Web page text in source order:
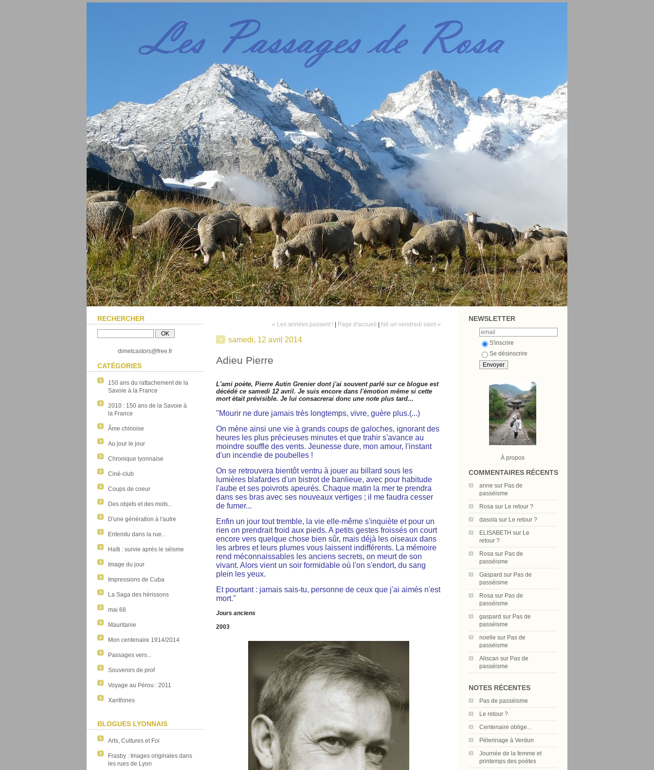
RECHERCHER
dimetcastors@free.fr
CATÉGORIES
150 ans du rattachement de la
Savoie à la France
2010 : 150 ans de la Savoie à
la France
Âme chinoise
Au jour le jour
Chronique lyonnaise
Ciné-club
Coups de coeur
Des objets et des mots...
D'une génération à l'autre
Entendu dans la rue...
Haïti : survie après le séisme
Image du jour
Impressions de Cuba
La Saga des hérissons
mai 68
Mauritanie
Mon centenaire 1914/2014
Passages vers...
Souvenirs de prof
Voyage au Pérou : 2011
Xanthines
BLOGUES LYONNAIS
Arts, Cultures et Foi
Frasby : Images originales dans
les rues de Lyon
NEWSLETTER
S'inscrire
Se désinscrire
À propos
COMMENTAIRES RÉCENTS
anne sur Pas de
passéisme
Rosa sur Le retour ?
dasola sur Le retour ?
ELISABETH sur Le
retour ?
Rosa sur Pas de
passéisme
Gaspard sur Pas de
passéisme
Rosa sur Pas de
passéisme
gaspard sur Pas de
passéisme
noelle sur Pas de
passéisme
Aliscan sur Pas de
passéisme
NOTES RÉCENTES
Pas de passéisme
Le retour ?
Centenaire oblige...
Pélerinage à Verdun
Journée de la femme et
printemps des poètes
« Les années passent ! Page d'accueil Né un vendredi saint »
samedi, 12 avril 2014
Adieu Pierre
L'ami poète, Pierre Autin Grenier dont j'ai souvent parlé sur ce blogue est
décédé ce samedi 12 avril. Je suis encore dans l'émotion même si cette
mort était prévisible. Je lui consacrerai donc une note plus tard...
"Mourir ne dure jamais très longtemps, vivre, guère plus.(...)
On mène ainsi une vie à grands coups de galoches, ignorant des
heures les plus précieuses minutes et que trahir s'avance au
moindre souffle des vents. Jeunesse dure, mon amour, l'instant
d'un incendie de poubelles !
On se retrouvera bientôt ventru à jouer au billard sous les
lumières blafardes d'un bistrot de banlieue, avec pour habitude
l'aube et ses poivrots apeurés. Chaque matin la mer te prendra
dans ses bras avec ses nouveaux vertiges ; il me faudra cesser
de fumer...
Enfin un jour tout tremble, la vie elle-même s'inquiète et pour un
rien on prendrait froid aux pieds. A petits gestes froissés on court
encore vers quelque chose bien sûr, mais déjà les oiseaux dans
les arbres et leurs plumes vous laissent indifférents. La mémoire
rend méconnaissables les anciens secrets, on meurt de son
vivant. Alors vient un soir formidable où l'on s'endort, du sang
plein les yeux.
Et pourtant : jamais sais-tu, personne de ceux que j'ai aimés n'est
mort."
Jours anciens
2003